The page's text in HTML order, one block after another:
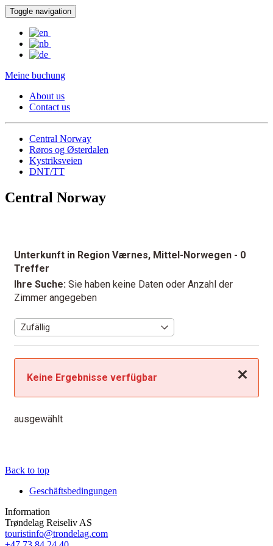
Toggle navigation
Meine buchung
About us
Contact us
Central Norway
Røros og Østerdalen
Kystriksveien
DNT/TT
Central Norway
Unterkunft in Region Værnes, Mittel-Norwegen - 0
Treffer
Ihre Suche: Sie haben keine Daten oder Anzahl der
Zimmer angegeben
Schließen
Keine Ergebnisse verfügbar
ausgewählt
Back to top
Geschäftsbedingungen
Information
Trøndelag Reiseliv AS
touristinfo@trondelag.com